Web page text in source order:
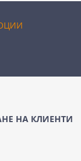
НА КЛИЕНТИ